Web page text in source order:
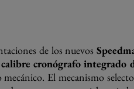
de los nuevos
cronógrafo integrado
El mecanismo